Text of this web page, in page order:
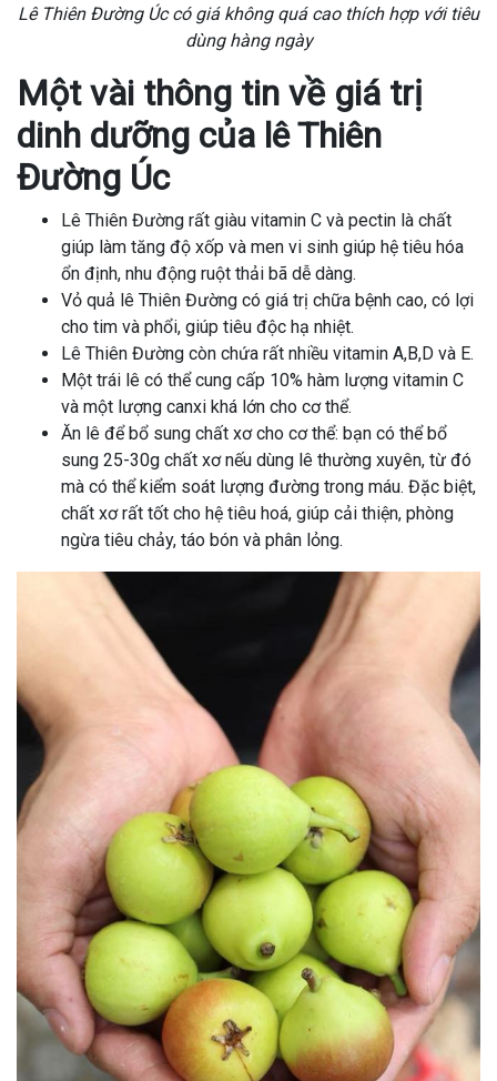
Lê Thiên Đường Úc có giá không quá cao thích hợp với tiêu
dùng hàng ngày
Một vài thông tin về giá trị
dinh dưỡng của lê Thiên
Đường Úc
Lê Thiên Đường rất giàu vitamin C và pectin là chất
giúp làm tăng độ xốp và men vi sinh giúp hệ tiêu hóa
ổn định, nhu động ruột thải bã dễ dàng.
Vỏ quả lê Thiên Đường có giá trị chữa bệnh cao, có lợi
cho tim và phổi, giúp tiêu độc hạ nhiệt.
Lê Thiên Đường còn chứa rất nhiều vitamin A,B,D và E.
Một trái lê có thể cung cấp 10% hàm lượng vitamin C
và một lượng canxi khá lớn cho cơ thể.
Ăn lê để bổ sung chất xơ cho cơ thể: bạn có thể bổ
sung 25-30g chất xơ nếu dùng lê thường xuyên, từ đó
mà có thể kiểm soát lượng đường trong máu. Đặc biệt,
chất xơ rất tốt cho hệ tiêu hoá, giúp cải thiện, phòng
ngừa tiêu chảy, táo bón và phân lỏng.